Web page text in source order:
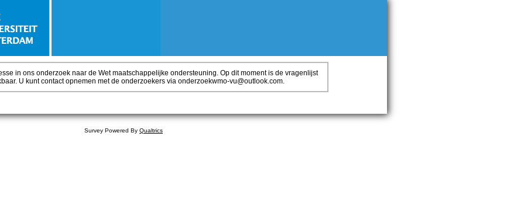
in ons onderzoek naar de Wet maatschappelijke ondersteuning. Op dit moment is de vragenlijst
U kunt contact opnemen met de onderzoekers via onderzoekwmo-vu@outlook.com.
Survey Powered By Qualtrics